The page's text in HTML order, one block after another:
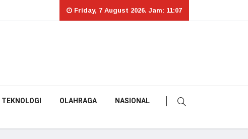
Friday, 7 August 2026. Jam: 11:07
TEKNOLOGI OLAHRAGA NASIONAL